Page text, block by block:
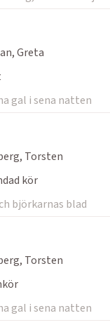
Greta
gal i sena natten
Torsten
kör
björkarnas blad
Torsten
gal i sena natten